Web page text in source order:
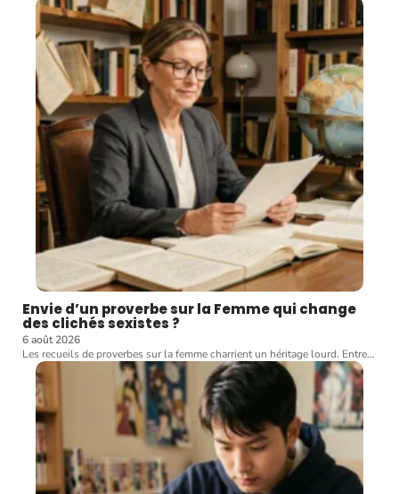
Envie d’un proverbe sur la Femme qui change
des clichés sexistes ?
6 août 2026
Les recueils de proverbes sur la femme charrient un héritage lourd. Entre…